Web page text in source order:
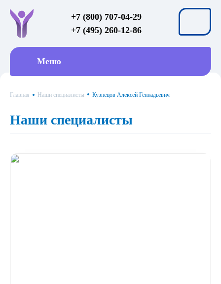
+7 (800) 707-04-29
+7 (495) 260-12-86
Меню
Главная Наши специалисты Кузнецов Алексей Геннадьевич
Наши специалисты